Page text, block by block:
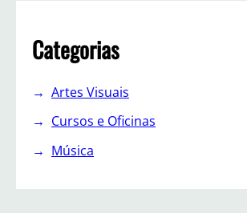
Categorias
Artes Visuais
Cursos e Oficinas
Música